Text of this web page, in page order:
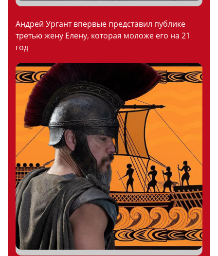
Андрей Ургант впервые представил публике
третью жену Елену, которая моложе его на 21
год